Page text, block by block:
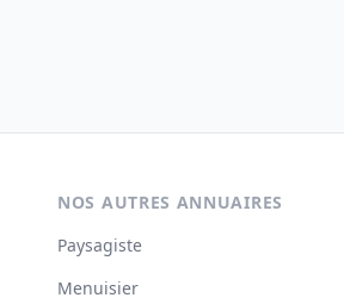
NOS AUTRES ANNUAIRES
Paysagiste
Menuisier